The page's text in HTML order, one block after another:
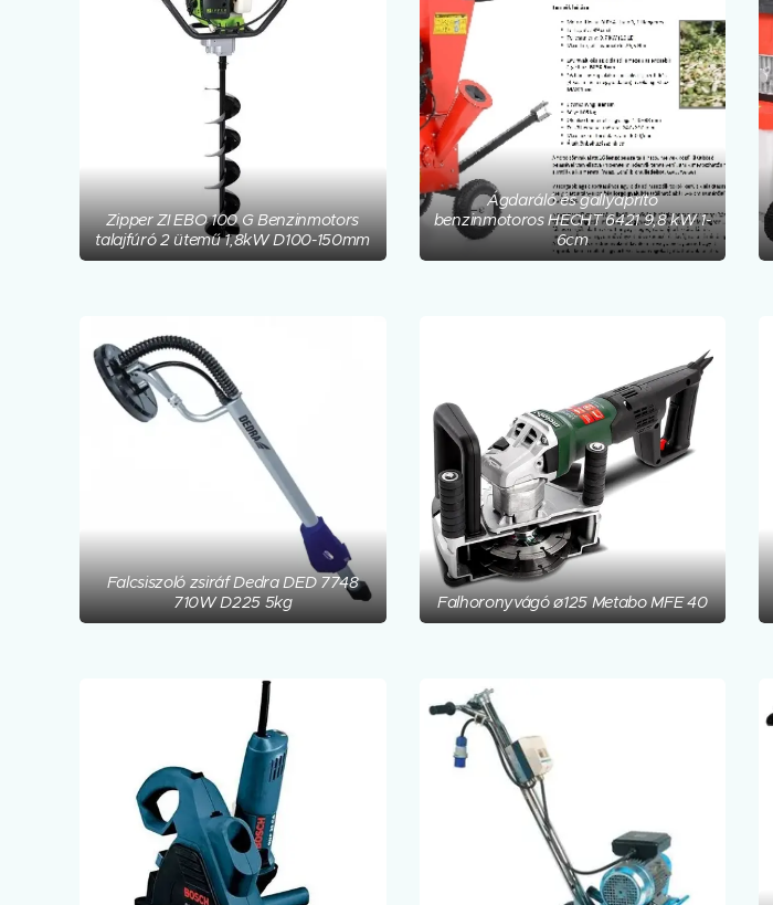
Zipper ZI EBO 100 G Benzinmotors
talajfúró 2 ütemű 1,8kW D100-150mm
Ágdaráló és gallyaprító
benzinmotoros HECHT 6421 9,8 kW 1-
6cm
Falcsiszoló zsiráf Dedra DED 7748
710W D225 5kg
Falhoronyvágó ø125 Metabo MFE 40